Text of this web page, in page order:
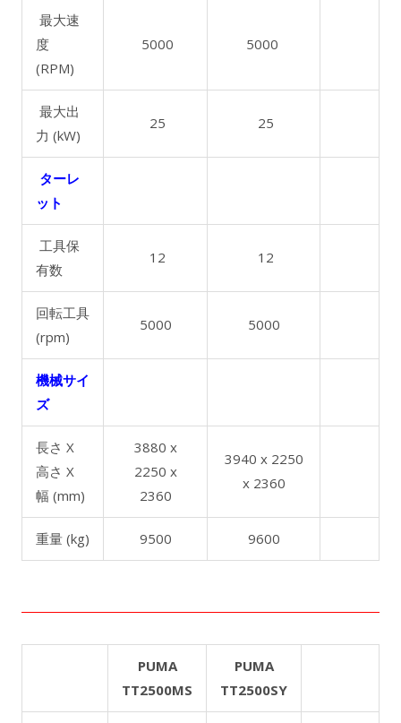
最大速
度
(RPM)
5000 5000
最大出
力 (kW)
25 25
ターレ
ット
工具保
有数
12 12
回転工具
(rpm)
5000 5000
機械サイ
ズ
長さ X
高さ X
幅 (mm)
3880 x
2250 x
2360
3940 x 2250
x 2360
重量 (kg) 9500 9600
PUMA
TT2500MS
PUMA
TT2500SY